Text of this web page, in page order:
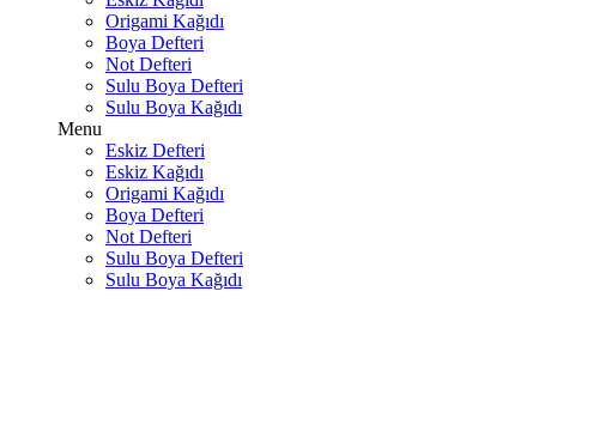
Origami Kağıdı
Boya Defteri
Not Defteri
Sulu Boya Defteri
Sulu Boya Kağıdı
Menu
Eskiz Defteri
Eskiz Kağıdı
Origami Kağıdı
Boya Defteri
Not Defteri
Sulu Boya Defteri
Sulu Boya Kağıdı